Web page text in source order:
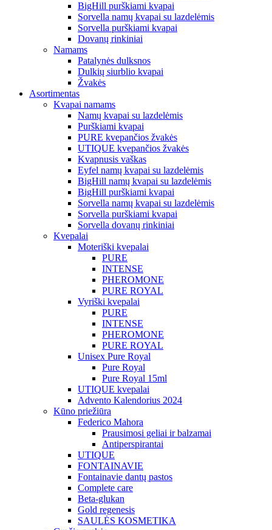
BigHill purškiami kvapai
Sorvella namų kvapai su lazdelėmis
Sorvella purškiami kvapai
Dovanų rinkiniai
Namams
Patalynės dulksnos
Dulkių siurblio kvapai
Žvakės
Asortimentas
Kvapai namams
Namų kvapai su lazdelėmis
Purškiami kvapai
PURE kvepančios žvakės
UTIQUE kvepančios žvakės
Kvapnusis vaškas
Eyfel namų kvapai su lazdelėmis
BigHill namų kvapai su lazdelėmis
BigHill purškiami kvapai
Sorvella namų kvapai su lazdelėmis
Sorvella purškiami kvapai
Sorvella dovanų rinkiniai
Kvepalai
Moteriški kvepalai
PURE
INTENSE
PHEROMONE
PURE ROYAL
Vyriški kvepalai
PURE
INTENSE
PHEROMONE
PURE ROYAL
Unisex Pure Royal
Pure Royal
Pure Royal 15ml
UTIQUE kvepalai
Advento Kalendorius 2024
Kūno priežiūra
Federico Mahora
Prausimosi geliai ir balzamai
Antiperspirantai
UTIQUE
FONTAINAVIE
Fontainavie dantų pastos
Complete care
Beta-glukan
Gold regenesis
SAULĖS KOSMETIKA